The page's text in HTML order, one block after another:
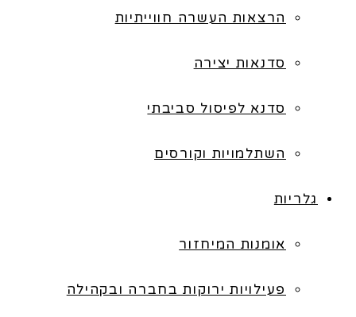
הרצאות העשרה חווייתיות
סדנאות יצירה
סדנא לפיסול סביבתי
השתלמויות וקורסים
גלריות
אומנות המיחזור
פעילויות ירוקות בחברה ובקהילה